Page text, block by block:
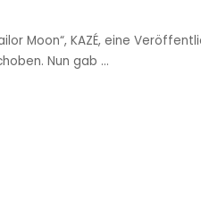
Moon“, KAZÉ, eine
Nun gab ...